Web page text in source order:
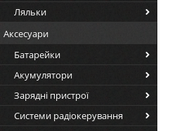
Ляльки
Аксесуари
Батарейки
Акумулятори
Зарядні пристрої
Системи радіокерування